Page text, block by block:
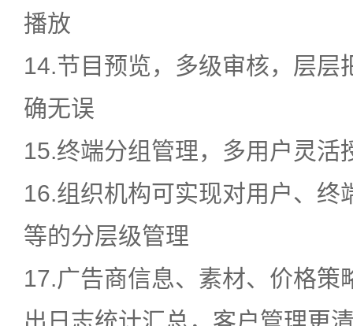
播放
14.节目预览，多级审核，层层
确无误
15.终端分组管理，多用户灵活
16.组织机构可实现对用户、终
等的分层级管理
17.广告商信息、素材、价格策